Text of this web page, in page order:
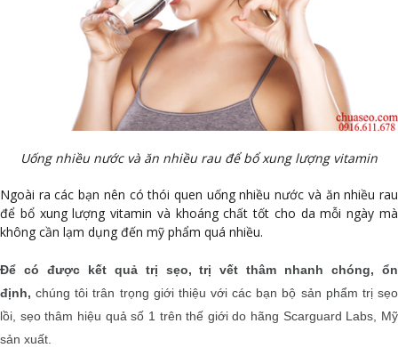
Uống nhiều nước và ăn nhiều rau để bổ xung lượng vitamin
Ngoài ra các bạn nên có thói quen uống nhiều nước và ăn nhiều rau
để bổ xung lượng vitamin và khoáng chất tốt cho da mỗi ngày mà
không cần lạm dụng đến mỹ phẩm quá nhiều.
Để có được kết quả trị sẹo, trị vết thâm nhanh chóng, ổn
định, chúng tôi trân trọng giới thiệu với các bạn bộ sản phẩm trị sẹo
lồi, sẹo thâm hiệu quả số 1 trên thế giới do hãng Scarguard Labs, Mỹ
sản xuất.